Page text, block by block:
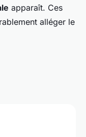
apparaît. Ces
alléger le